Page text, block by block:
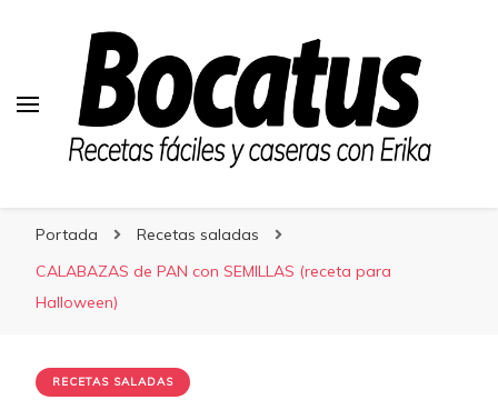
Portada
Recetas saladas
CALABAZAS de PAN con SEMILLAS (receta para
Halloween)
RECETAS SALADAS